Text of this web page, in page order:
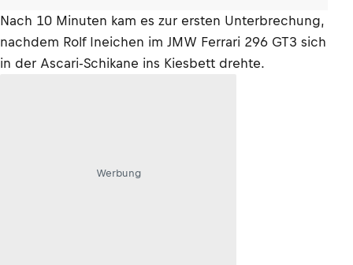
Nach 10 Minuten kam es zur ersten Unterbrechung,
nachdem Rolf Ineichen im JMW Ferrari 296 GT3 sich
in der Ascari-Schikane ins Kiesbett drehte.
Werbung